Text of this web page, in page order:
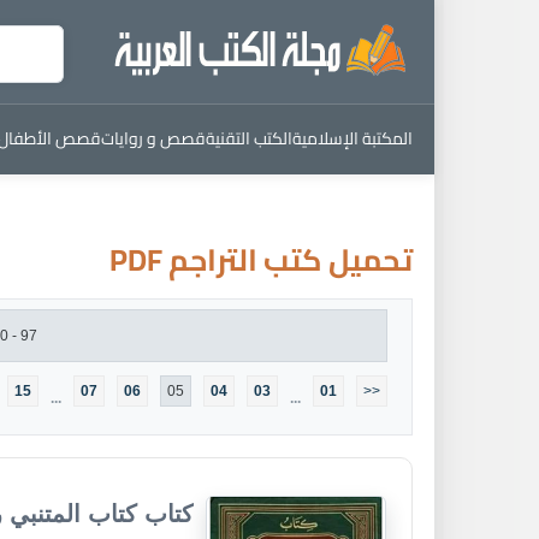
المكتبة الإسلاميةالكتب التقنيةقصص و رواياتقصص
تحميل كتب التراجم PDF
97 - 120 من : 345 كتاب
<<
01
...
07 06 05 04 03
...
15
كتاب كتاب